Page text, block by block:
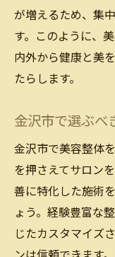
美容整体
美容整体
金沢市の
美しい姿
美容整体
姿勢改善
美容整体
姿勢から
が増えるため、集
す。このように、
内外から健康と美
たらします。
金沢市で選ぶべ
金沢市で美容整体
を押さえてサロン
善に特化した施術
ょう。経験豊富な
じたカスタマイズ